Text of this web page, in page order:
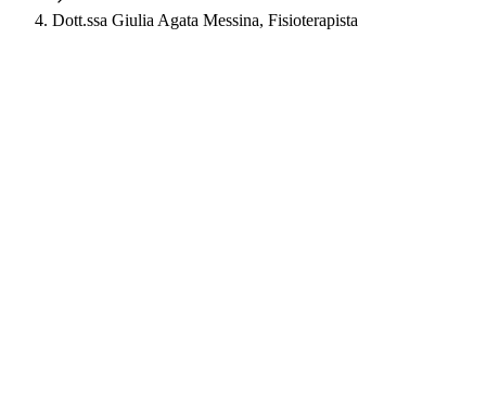
Dott.ssa Giulia Agata Messina, Fisioterapista